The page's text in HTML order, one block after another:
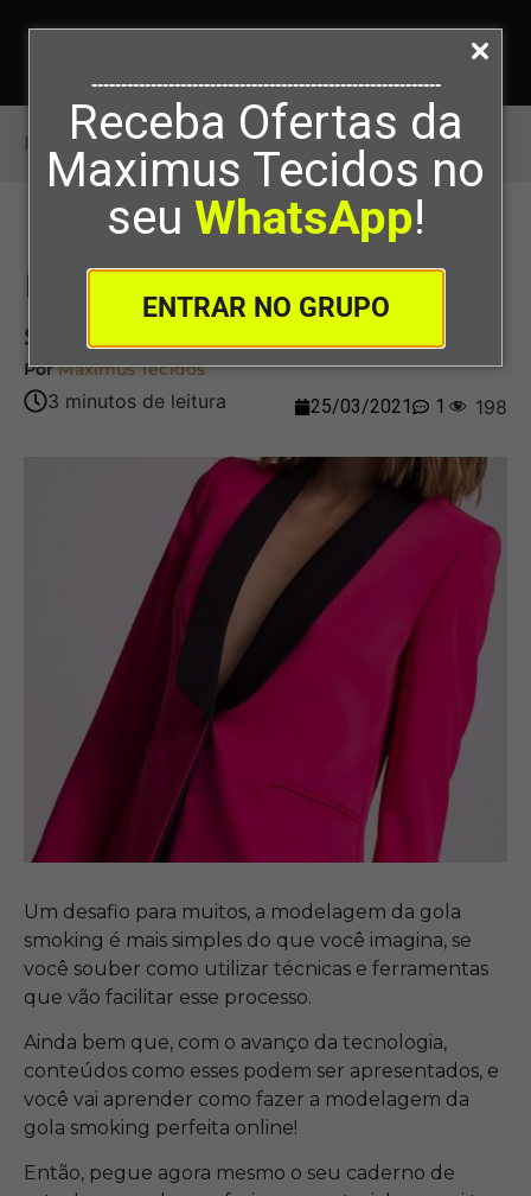
-----------------------------------------------------------
Receba Ofertas da
Maximus Tecidos no
seu WhatsApp!
ENTRAR NO GRUPO
Início>Modelagem da gola smoking
Modelagem da gola
smoking
PorMaximus Tecidos
25/03/2021 1 198
Um desafio para muitos, a modelagem da gola
smoking é mais simples do que você imagina, se
você souber como utilizar técnicas e ferramentas
que vão facilitar esse processo.
Ainda bem que, com o avanço da tecnologia,
conteúdos como esses podem ser apresentados, e
você vai aprender como fazer a modelagem da
gola smoking perfeita online!
Então, pegue agora mesmo o seu caderno de